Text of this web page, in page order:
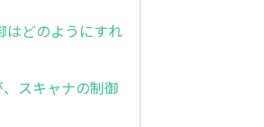
はどのようにすれ
スキャナの制御